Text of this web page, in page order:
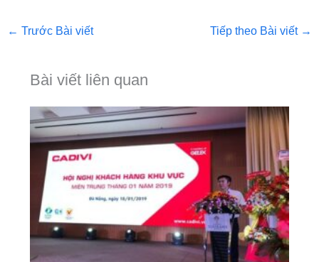
← Trước Bài viết Tiếp theo Bài viết →
Bài viết liên quan